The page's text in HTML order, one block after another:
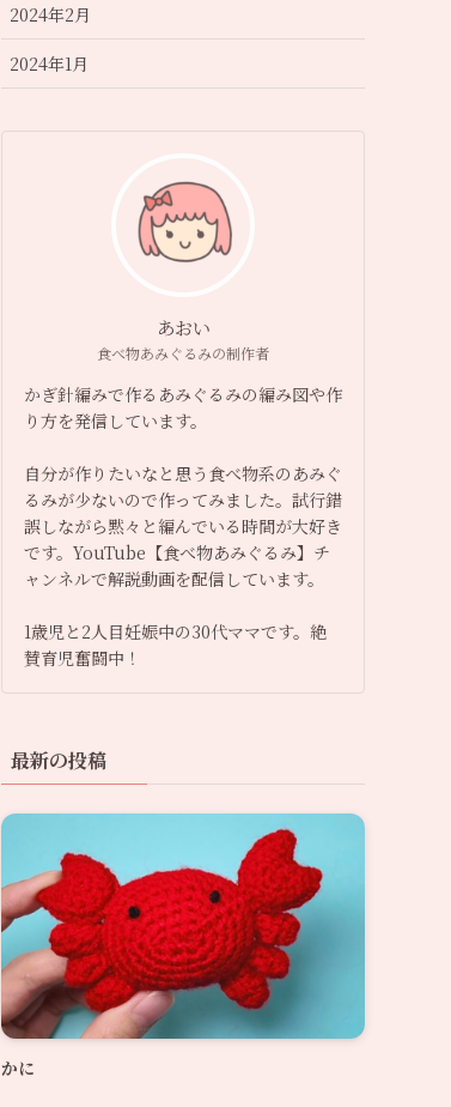
2024年2月
2024年1月
あおい
食べ物あみぐるみの制作者
かぎ針編みで作るあみぐるみの編み図や作
り方を発信しています。
自分が作りたいなと思う食べ物系のあみぐ
るみが少ないので作ってみました。試行錯
誤しながら黙々と編んでいる時間が大好き
です。YouTube【食べ物あみぐるみ】チ
ャンネルで解説動画を配信しています。
1歳児と2人目妊娠中の30代ママです。絶
賛育児奮闘中！
最新の投稿
かに